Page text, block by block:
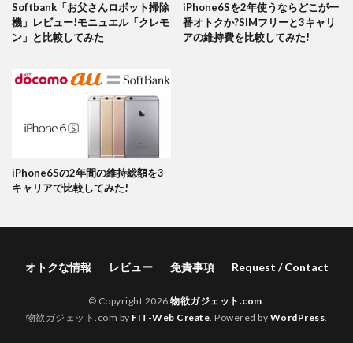
Softbank「お父さんロボット掃除
機」レビュー!モニュエル「クレモ
ン」と比較してみた
iPhone6Sを2年使うならどこが一
番オトクか?SIMフリーと3キャリ
アの維持費を比較してみた!
iPhone6Sの2年間の維持総額を3
キャリアで比較してみた!
オトクな情報 レビュー 免責事項 Request / Contact
© Copyright 2026物欲ガジェット.com.
物欲ガジェット.com by FIT-Web Create. Powered by WordPress.